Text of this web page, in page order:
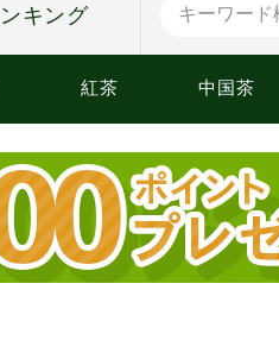
キング
紅茶 中国茶